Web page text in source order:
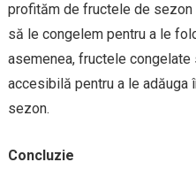
profităm de fructele de
să le congelem pentru a le
asemenea, fructele
accesibilă pentru a le adăuga
sezon.
Concluzie